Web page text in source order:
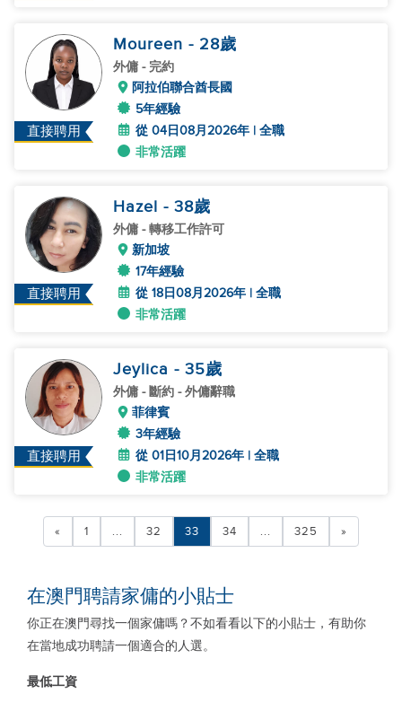
直接聘用
Moureen - 28歲
外傭 - 完約
阿拉伯聯合酋長國
5年經驗
從 04日08月2026年 | 全職
非常活躍
直接聘用
Hazel - 38歲
外傭 - 轉移工作許可
新加坡
17年經驗
從 18日08月2026年 | 全職
非常活躍
直接聘用
Jeylica - 35歲
外傭 - 斷約 - 外傭辭職
菲律賓
3年經驗
從 01日10月2026年 | 全職
非常活躍
« 1 ... 32 33 34 ... 325 »
在澳門聘請家傭的小貼士
你正在澳門尋找一個家傭嗎？不如看看以下的小貼士，有助你
在當地成功聘請一個適合的人選。
最低工資